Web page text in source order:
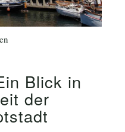
Blick in
der